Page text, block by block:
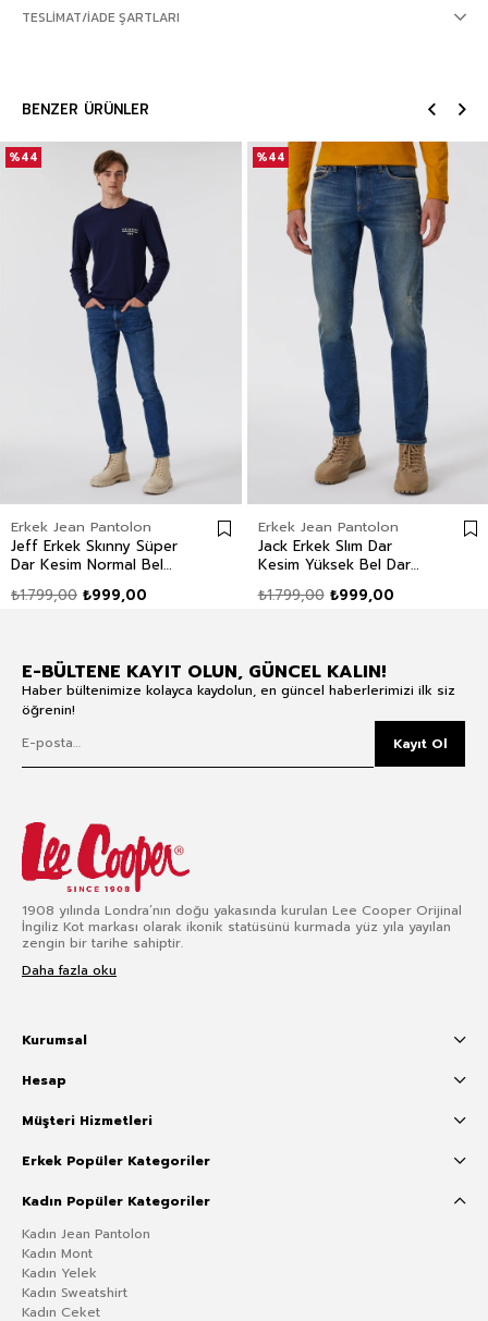
TESLIMAT/İADE ŞARTLARI
BENZER ÜRÜNLER
Erkek Jean Pantolon
Jeff Erkek Skınny Süper
Dar Kesim Normal Bel
Mavi
₺999,00
₺1.799,00
%44
Erkek Jean Pantolon
Jack Erkek Slım Dar
Kesim Yüksek Bel Dar
₺999,00
₺1.799,00
%44
E-BÜLTENE KAYIT OLUN, GÜNCEL KALIN!
Haber bültenimize kolayca kaydolun, en güncel haberlerimizi ilk siz
öğrenin!
Kayıt Ol
1908 yılında Londra’nın doğu yakasında kurulan Lee Cooper Orijinal
İngiliz Kot markası olarak ikonik statüsünü kurmada yüz yıla yayılan
zengin bir tarihe sahiptir.
Daha fazla oku
Kurumsal
Hesap
Müşteri Hizmetleri
Erkek Popüler Kategoriler
Kadın Popüler Kategoriler
Kadın Jean Pantolon
Kadın Mont
Kadın Yelek
Kadın Sweatshirt
Kadın Ceket